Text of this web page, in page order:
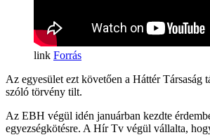
Forrás
Az egyesület ezt követően a Háttér
szóló törvény tilt.
Az EBH végül idén januárban kezdte
egyezségkötésre. A Hír Tv végül vállalta,